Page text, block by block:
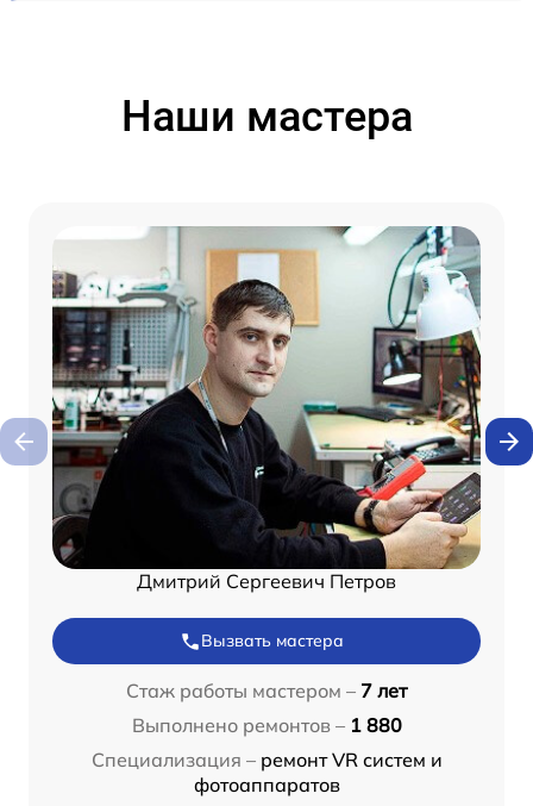
Наши мастера
Дмитрий Сергеевич Петров
Вызвать мастера
Стаж работы мастером – 7 лет
Выполнено ремонтов – 1 880
Специализация – ремонт VR систем и
фотоаппаратов